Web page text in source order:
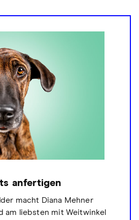
anfertigen
macht Diana Mehner
am liebsten mit Weitwinkel